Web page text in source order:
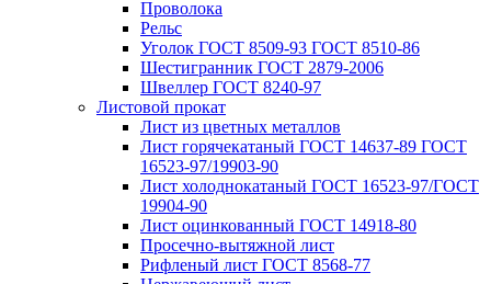
Проволока
Рельс
Уголок ГОСТ 8509-93 ГОСТ 8510-86
Шестигранник ГОСТ 2879-2006
Швеллер ГОСТ 8240-97
Листовой прокат
Лист из цветных металлов
Лист горячекатаный ГОСТ 14637-89 ГОСТ
16523-97/19903-90
Лист холоднокатаный ГОСТ 16523-97/ГОСТ
19904-90
Лист оцинкованный ГОСТ 14918-80
Просечно-вытяжной лист
Рифленый лист ГОСТ 8568-77